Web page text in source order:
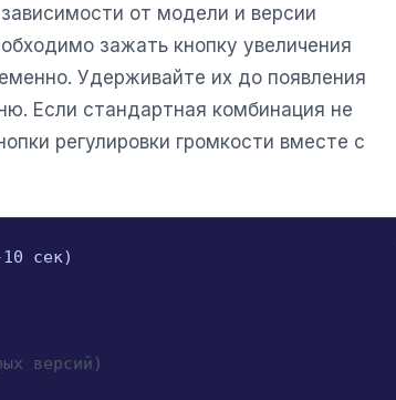
от модели и версии
зажать кнопку увеличения
Удерживайте их до появления
Если стандартная комбинация не
регулировки громкости вместе с
версий)